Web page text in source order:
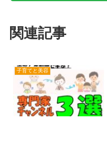
関連記事
子育てと美容